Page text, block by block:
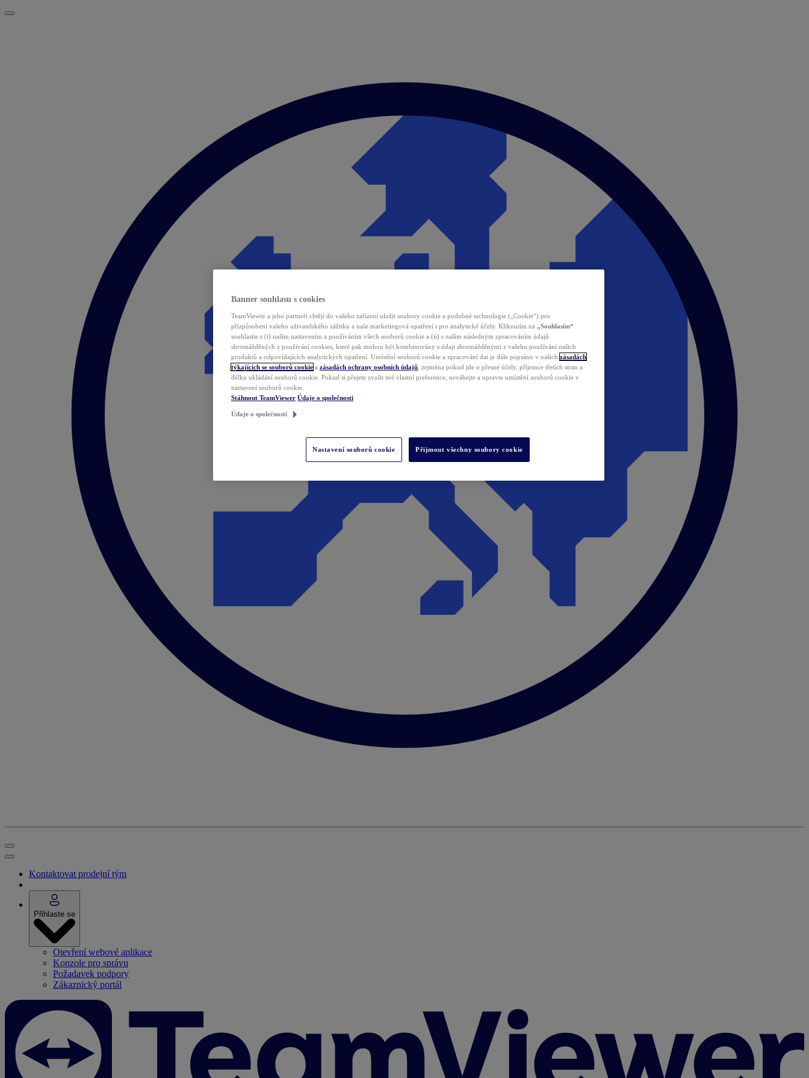
Kontaktovat prodejní tým
Přihlaste se
Otevření webové aplikace
Konzole pro správu
Požadavek podpory
Zákaznický portál
Banner souhlasu s cookies
TeamViewer a jeho partneři chtějí do vašeho zařízení uložit soubory cookie a podobné technologie („Cookie“) pro
přizpůsobení vašeho uživatelského zážitku a naše marketingová opatření i pro analytické účely. Kliknutím na „Souhlasím“
souhlasíte s (i) naším nastavením a používáním všech souborů cookie a (ii) s naším následným zpracováním údajů
shromážděných z používání cookies, které pak mohou být kombinovány s údaji shromážděnými z vašeho používání našich
produktů a odpovídajících analytických opatření. Umístění souborů cookie a zpracování dat je dále popsáno v našich zásadách
týkajících se souborů cookie a zásadách ochrany osobních údajů , zejména pokud jde o přesné účely, příjemce třetích stran a
délku ukládání souborů cookie. Pokud si přejete zvolit své vlastní preference, neváhejte a upravte umístění souborů cookie v
nastavení souborů cookie.
Stáhnout TeamViewer Údaje o společnosti
Údaje o společnosti
Nastavení souborů cookie Přijmout všechny soubory cookie